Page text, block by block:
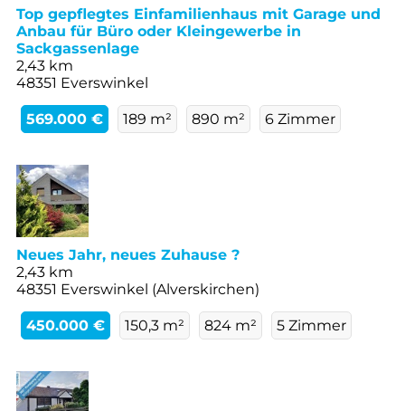
Top gepflegtes Einfamilienhaus mit Garage und
Anbau für Büro oder Kleingewerbe in
Sackgassenlage
2,43 km
48351 Everswinkel
569.000 € 189 m² 890 m² 6 Zimmer
Neues Jahr, neues Zuhause ?
2,43 km
48351 Everswinkel (Alverskirchen)
450.000 € 150,3 m² 824 m² 5 Zimmer